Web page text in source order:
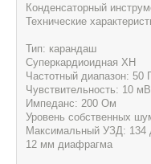
Конденсаторный
Технические
Тип: карандаш
Суперкардиоидная ХН
Частотный диапазон: 50
Чувствительность: 10
Импеданс: 200 Ом
Уровень собственных
Максимальный УЗД: 134
12 мм диафрагма